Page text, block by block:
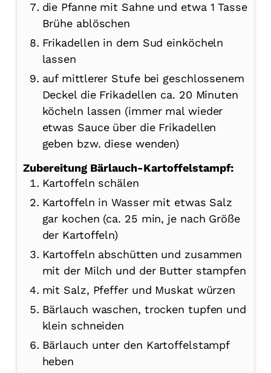
die Pfanne mit Sahne und etwa 1 Tasse
Brühe ablöschen
Frikadellen in dem Sud einköcheln
lassen
auf mittlerer Stufe bei geschlossenem
Deckel die Frikadellen ca. 20 Minuten
köcheln lassen (immer mal wieder
etwas Sauce über die Frikadellen
geben bzw. diese wenden)
Zubereitung Bärlauch-Kartoffelstampf:
Kartoffeln schälen
Kartoffeln in Wasser mit etwas Salz
gar kochen (ca. 25 min, je nach Größe
der Kartoffeln)
Kartoffeln abschütten und zusammen
mit der Milch und der Butter stampfen
mit Salz, Pfeffer und Muskat würzen
Bärlauch waschen, trocken tupfen und
klein schneiden
Bärlauch unter den Kartoffelstampf
heben